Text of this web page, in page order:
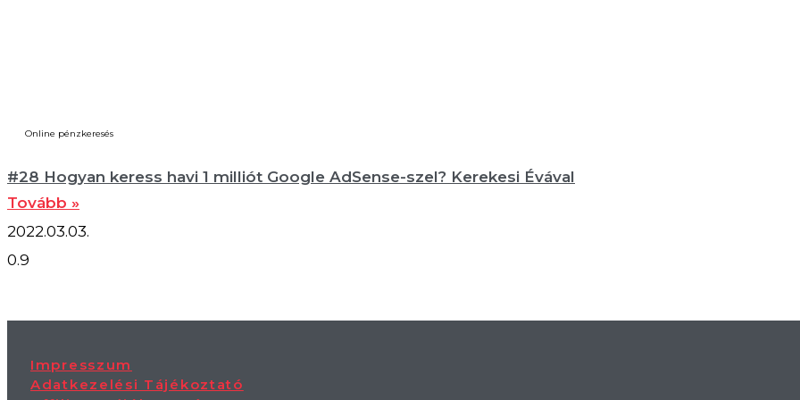
Online pénzkeresés
#28 Hogyan keress havi 1 milliót Google AdSense-szel? Kerekesi Évával
Tovább »
2022.03.03.
Impresszum
Adatkezelési Tájékoztató